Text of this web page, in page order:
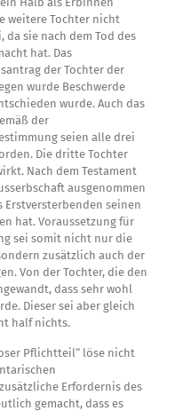
weitere Tochter nicht
da sie nach dem Tod des
hat. Das
der Tochter der
wurde Beschwerde
wurde. Auch das
der
seien alle drei
Die dritte Tochter
Nach dem Testament
ausgenommen
Erstversterbenden seinen
hat. Voraussetzung für
sei somit nicht nur die
zusätzlich auch der
Von der Tochter, die den
dass sehr wohl
Dieser sei aber gleich
half nichts.
Pflichtteil“ löse nicht
Erfordernis des
gemacht, dass es